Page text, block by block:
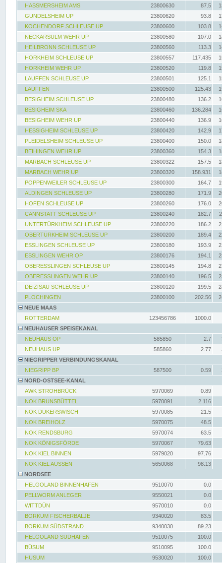
HASSMERSHEIM AMS
23800630 87.5
GUNDELSHEIM UP
23800620 93.8
KOCHENDORF SCHLEUSE UP
23800600 103.8
NECKARSULM WEHR UP
23800580 107.0
HEILBRONN SCHLEUSE UP
23800560 113.3
HORKHEIM SCHLEUSE UP
23800557 117.435
HORKHEIM WEHR UP
23800520 119.8
LAUFFEN SCHLEUSE UP
23800501 125.1
LAUFFEN
23800500 125.43
BESIGHEIM SCHLEUSE UP
23800480 136.2
BESIGHEIM SKA
23800460 136.284
BESIGHEIM WEHR UP
23800440 136.9
HESSIGHEIM SCHLEUSE UP
23800420 142.9
PLEIDELSHEIM SCHLEUSE UP
23800400 150.0
BEIHINGEN WEHR UP
23800360 154.3
MARBACH SCHLEUSE UP
23800322 157.5
MARBACH WEHR UP
23800320 158.931
POPPENWEILER SCHLEUSE UP
23800300 164.7
ALDINGEN SCHLEUSE UP
23800280 171.9
HOFEN SCHLEUSE UP
23800260 176.0
CANNSTATT SCHLEUSE UP
23800240 182.7
UNTERTÜRKHEIM SCHLEUSE UP
23800220 186.2
OBERTÜRKHEIM SCHLEUSE UP
23800200 189.4
ESSLINGEN SCHLEUSE UP
23800180 193.9
ESSLINGEN WEHR OP
23800176 194.1
OBERESSLINGEN SCHLEUSE UP
23800145 194.8
OBERESSLINGEN WEHR UP
23800140 196.5
DEIZISAU SCHLEUSE UP
23800120 199.5
PLOCHINGEN
23800100 202.56
NEUE MAAS
ROTTERDAM
123456786
1000.0
NEUHAUSER SPEISEKANAL
NEUHAUS OP
585850 2.7
NEUHAUS UP
585860 2.77
NIEGRIPPER VERBINDUNGSKANAL
NIEGRIPP BP
587500 0.59
NORD-OSTSEE-KANAL
AWK STROHBRÜCK
5970069
0.89
NOK BRUNSBÜTTEL
5970091
2.116
NOK DÜKERSWISCH
5970085
21.5
NOK BREIHOLZ
5970075
48.5
NOK RENDSBURG
5970074
63.5
NOK KÖNIGSFÖRDE
5970067
79.63
NOK KIEL BINNEN
5979020
97.76
NOK KIEL AUSSEN
5650068
98.13
NORDSEE
HELGOLAND BINNENHAFEN
9510070
0.0
PELLWORM ANLEGER
9550021
0.0
WITTDÜN
9570010
0.0
BORKUM FISCHERBALJE
9340020
83.5
BORKUM SÜDSTRAND
9340030
89.23
HELGOLAND SÜDHAFEN
9510075
100.0
BÜSUM
9510095
100.0
HUSUM
9530020 100.0